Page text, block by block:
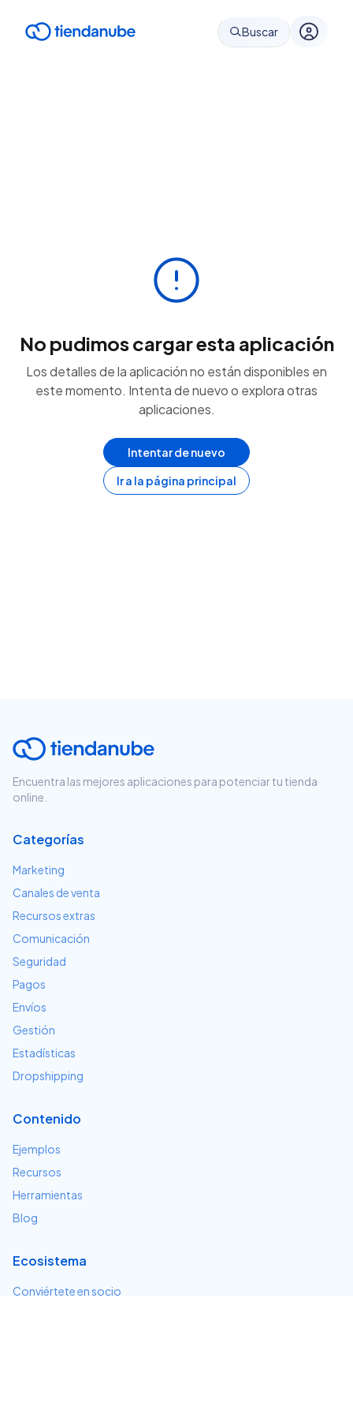
Buscar
No pudimos cargar esta aplicación
Los detalles de la aplicación no están disponibles en
este momento. Intenta de nuevo o explora otras
aplicaciones.
Intentar de nuevo
Ir a la página principal
Encuentra las mejores aplicaciones para potenciar tu tienda
online.
Categorías
Marketing
Canales de venta
Recursos extras
Comunicación
Seguridad
Pagos
Envíos
Gestión
Estadísticas
Dropshipping
Contenido
Ejemplos
Recursos
Herramientas
Blog
Ecosistema
Conviértete en socio